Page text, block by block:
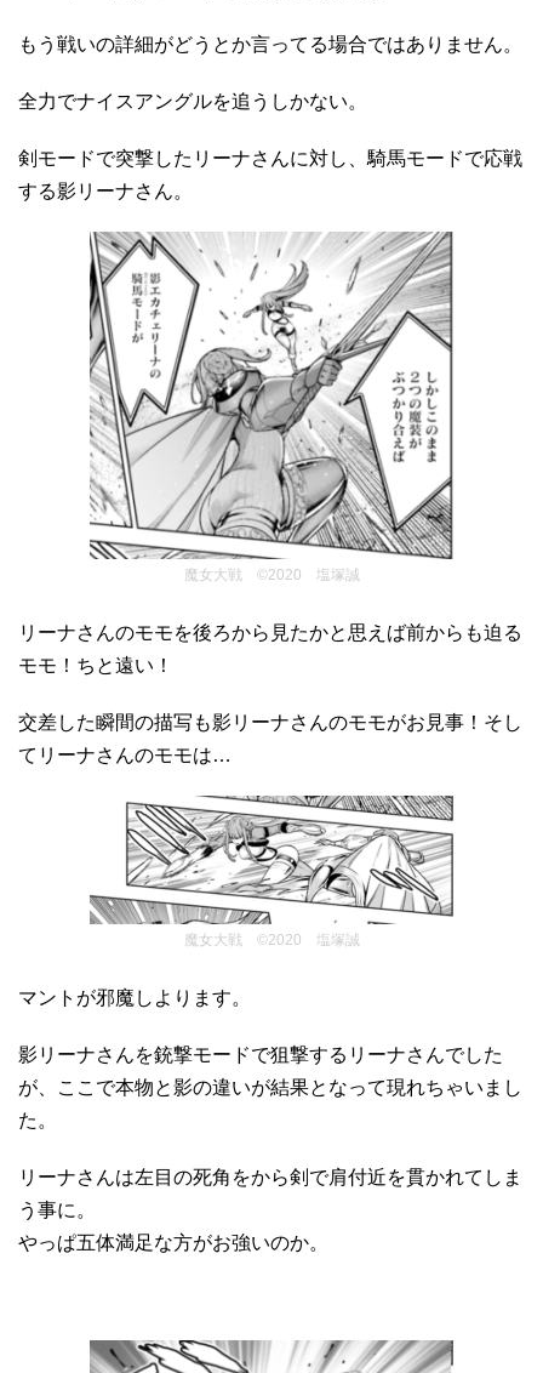
もう戦いの詳細がどうとか言ってる場合ではありません。
全力でナイスアングルを追うしかない。
剣モードで突撃したリーナさんに対し、騎馬モードで応戦
する影リーナさん。
魔女大戦 ©2020 塩塚誠
リーナさんのモモを後ろから見たかと思えば前からも迫る
モモ！ちと遠い！
交差した瞬間の描写も影リーナさんのモモがお見事！そし
てリーナさんのモモは…
魔女大戦 ©2020 塩塚誠
マントが邪魔しよります。
影リーナさんを銃撃モードで狙撃するリーナさんでした
が、ここで本物と影の違いが結果となって現れちゃいまし
た。
リーナさんは左目の死角をから剣で肩付近を貫かれてしま
う事に。
やっぱ五体満足な方がお強いのか。